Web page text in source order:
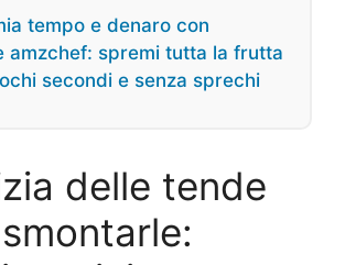
tempo e denaro con
amzchef: spremi tutta la frutta
secondi e senza sprechi
delle tende